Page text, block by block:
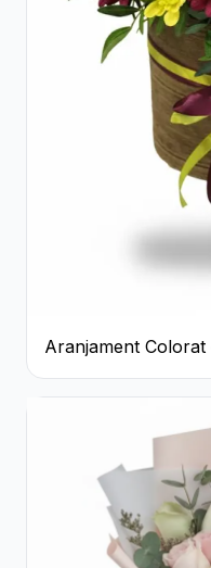
Aranjament
Cutie Rustică